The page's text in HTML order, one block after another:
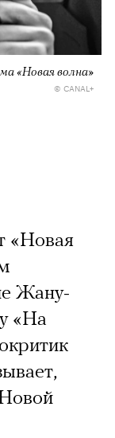
«Новая волна»
© CANAL+
«Новая
Жану-
«На